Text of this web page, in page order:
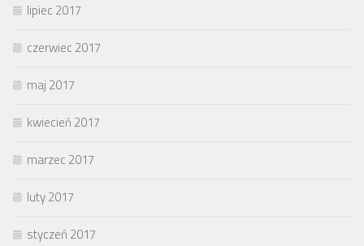
lipiec 2017
czerwiec 2017
maj 2017
kwiecień 2017
marzec 2017
luty 2017
styczeń 2017